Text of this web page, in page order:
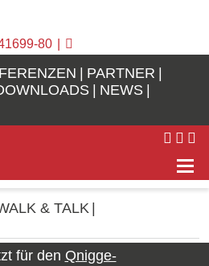
80
PARTNER
NEWS
& TALK
für den Qnigge-